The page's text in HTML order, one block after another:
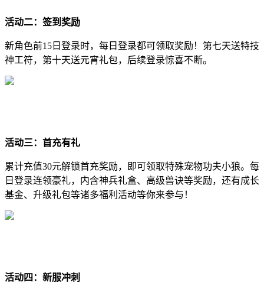
活动二：签到奖励
新角色前15日登录时，每日登录都可领取奖励！第七天送特技
神工符，第十天送元宵礼包，后续登录惊喜不断。
活动三：首充有礼
累计充值30元解锁首充奖励，即可领取特殊宠物功夫小狼。每
日登录连领豪礼，内含神兵礼盒、高级兽诀等奖励，还有成长
基金、升级礼包等诸多福利活动等你来参与！
活动四：新服冲刺